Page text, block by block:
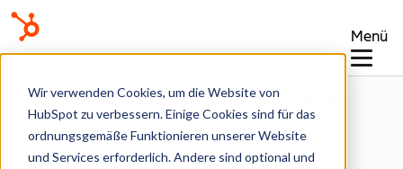
Wir verwenden Cookies, um die Website von
HubSpot zu verbessern. Einige Cookies sind für das
ordnungsgemäße Funktionieren unserer Website
und Services erforderlich. Andere sind optional und
Menü
Wissensdatenbank